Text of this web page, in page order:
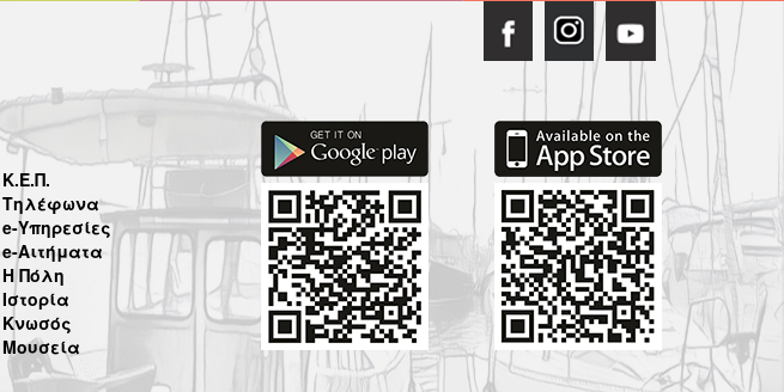
Κ.Ε.Π.
Τηλέφωνα
e-Υπηρεσίες
e-Αιτήματα
Η Πόλη
Ιστορία
Κνωσός
Μουσεία